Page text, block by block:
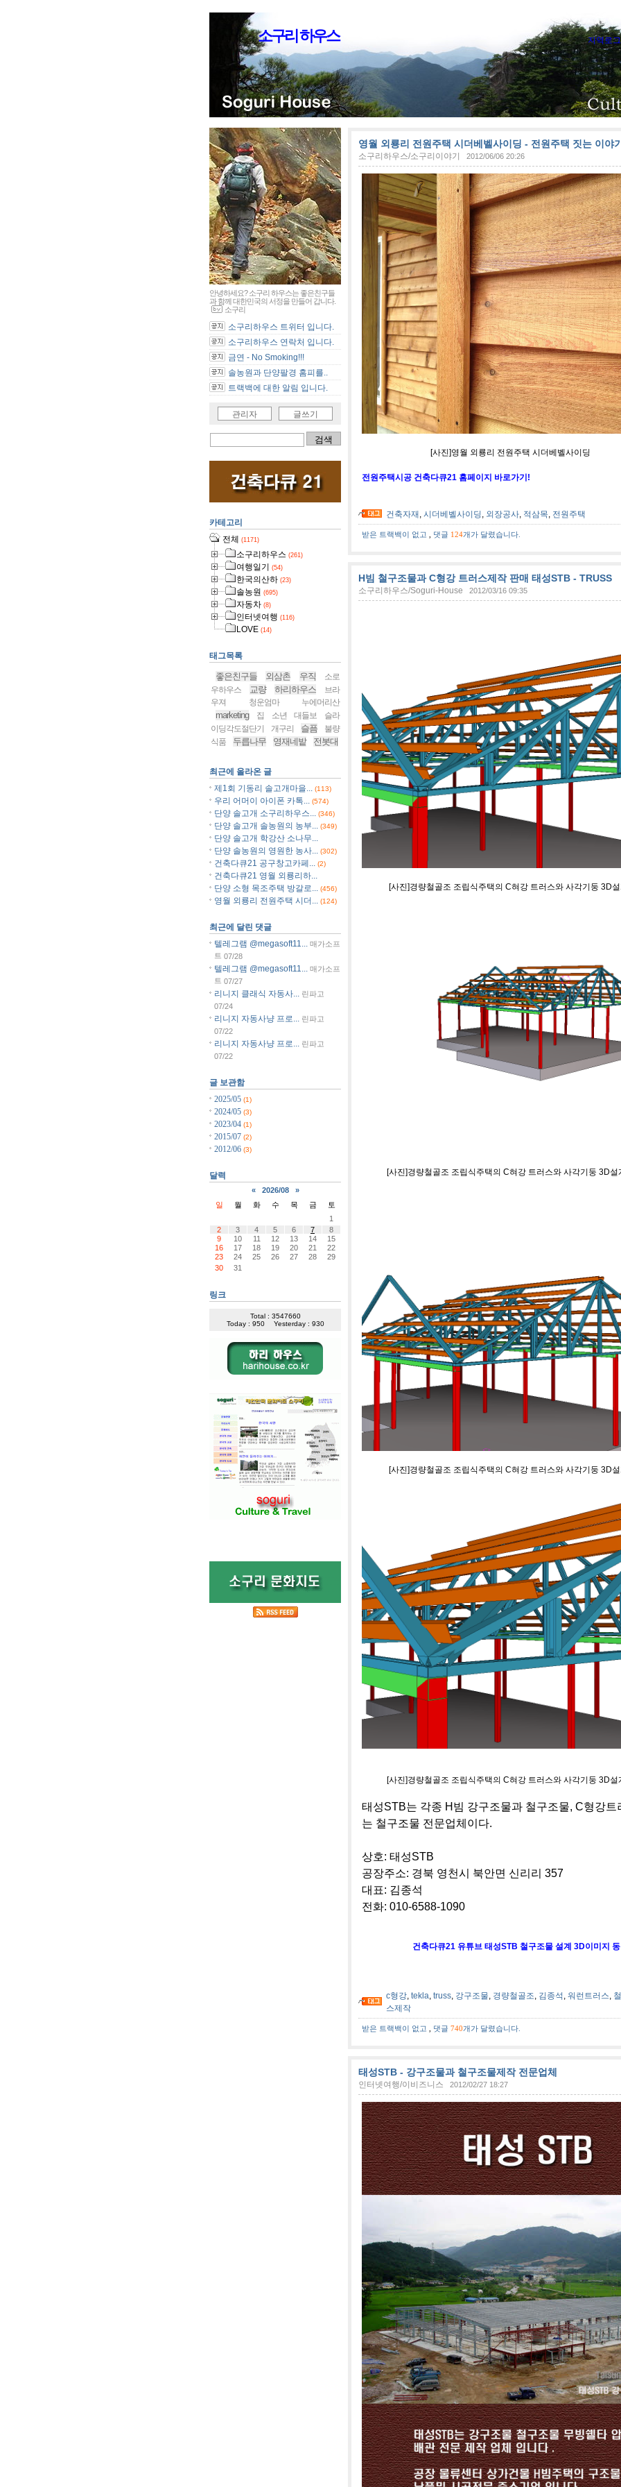
소구리 하우스 지역로그
영월 외룡리 전원주택 시더베벨사이딩 - 전원주택 짓는 이야
소구리하우스/소구리이야기 2012/06/06 20:26
[사진]영월 외룡리 전원주택 시더베벨사이딩
전원주택시공 건축다큐21 홈페이지 바로가기!
건축자재 , 시더베벨사이딩, 외장공사, 적삼목, 전원주택
받은 트랙백이 없고 댓글 124개가 달렸습니다.
H빔 철구조물과 C형강 트러스제작 판매 태성STB - TRUSS
소구리하우스/Soguri-House 2012/03/16 09:35
[사진]경량철골조 조립식주택의 C혀강 트러스와 사각기둥 3D설
[사진]경량철골조 조립식주택의 C혀강 트러스와 사각기둥 3D설
[사진]경량철골조 조립식주택의 C혀강 트러스와 사각기둥 3D설
[사진]경량철골조 조립식주택의 C혀강 트러스와 사각기둥 3D설
태성STB는 각종 H빔 강구조물과 철구조물, C형강트
는 철구조물 전문업체이다.
상호: 태성STB
공장주소: 경북 영천시 북안면 신리리 357
대표: 김종석
전화: 010-6588-1090
건축다큐21 유튜브 태성STB 철구조물 설계 3D이미지
c형강, tekla, truss, 강구조물, 경량철골조, 김종석 , 워런트러스,
스제작
받은 트랙백이 없고 댓글 740개가 달렸습니다.
태성STB - 강구조물과 철구조물제작 전문업체
인터넷여행/이비즈니스 2012/02/27 18:27
안녕하세요? 소구리 하우스는 좋은친구들
과 함께 대한민국의 서정을 만들어 갑니다.
소구리
소구리하우스 트위터 입니다.
소구리하우스 연락처 입니다.
금연 - No Smoking!!!
솔농원과 단양팔경 홈피를..
트랙백에 대한 알림 입니다.
관리자 글쓰기
카테고리
전체 (1171)
소구리하우스 (261)
여행일기 (54)
한국의산하 (23)
솔농원 (695)
자동차 (8)
인터넷여행 (116)
LOVE (14)
태그목록
좋은친구들 외삼촌 우직
소로
우하우스
교량 하리하우스
브라
우져
청운엄마 누에머리산
marketing 집 소년 대들보
슬라
이딩각도절단기
개구리 슬픔
불량
식품
두릅나무 영재네밭 전봇대
최근에 올라온 글
제1회 기동리 솔고개마을...
(113)
우리 어머이 아이폰 카톡... (574)
단양 솔고개 소구리하우스... (346)
단양 솔고개 솔농원의 농부... (349)
단양 솔고개 학강산 소나무...
단양 솔농원의 영원한 농사...
(302)
건축다큐21 공구창고카페... (2)
건축다큐21 영월 외룡리하...
단양 소형 목조주택 방갈로...
(456)
영월 외룡리 전원주택 시더... (124)
최근에 달린 댓글
텔레그램 @megasoft11...
매가소프
트 07/28
텔레그램 @megasoft11... 매가소프
트 07/27
리니지 클래식 자동사...
린파고
07/24
리니지 자동사냥 프로...
린파고
07/22
리니지 자동사냥 프로...
린파고
07/22
글 보관함
2025/05 (1)
2024/05 (3)
2023/04 (1)
2015/07 (2)
2012/06 (3)
달력
« 2026/08
»
일
월 화 수 목 금
토
1
2
3 4 5 6 7
8
9
10 11 12 13 14
15
16
17 18 19 20 21
22
23
24 25 26 27 28
29
30
31
링크
Total : 3547660
Today : 950
Yesterday : 930